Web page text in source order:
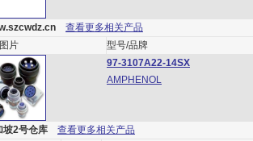
查看更多相关产品
片
型号/品牌
97-3107A22-14SX
AMPHENOL
2号仓库 查看更多相关产品